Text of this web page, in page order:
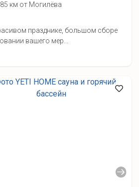
км от Могилёва
празднике, большом сборе
вашего мер...